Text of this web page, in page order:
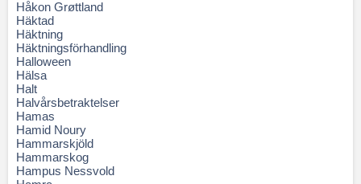
Håkon Grøttland
Häktad
Häktning
Häktningsförhandling
Halloween
Hälsa
Halt
Halvårsbetraktelser
Hamas
Hamid Noury
Hammarskjöld
Hammarskog
Hampus Nessvold